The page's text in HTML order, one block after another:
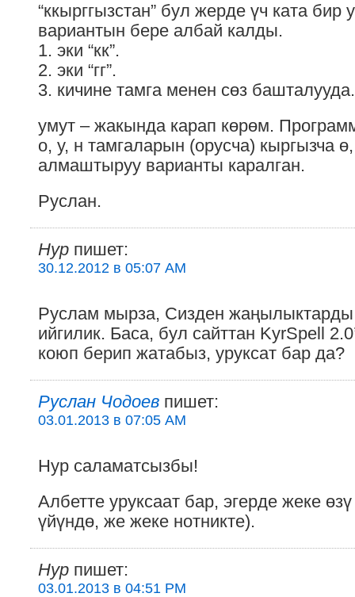
“ккырггызстан” бул жерде үч ката бир
вариантын бере албай калды.
1. эки “кк”.
2. эки “гг”.
3. кичине тамга менен сөз башталууда.
умут – жакында карап көрөм.
о, у, н тамгаларын (орусча) кыргызча
алмаштыруу варианты каралган.
Руслан.
Hyp пишет:
30.12.2012 в 05:07 AM
Руслам мырза, Сизден жаңылыктарды
ийгилик. Баса, бул сайттан KyrSpell
коюп берип жатабыз, уруксат бар да?
Руслан Чодоев пишет:
03.01.2013 в 07:05 AM
Нур саламатсызбы!
Албетте уруксаат бар, эгерде жеке
үйүндө, же жеке нотникте).
Hyp пишет:
03.01.2013 в 04:51 PM